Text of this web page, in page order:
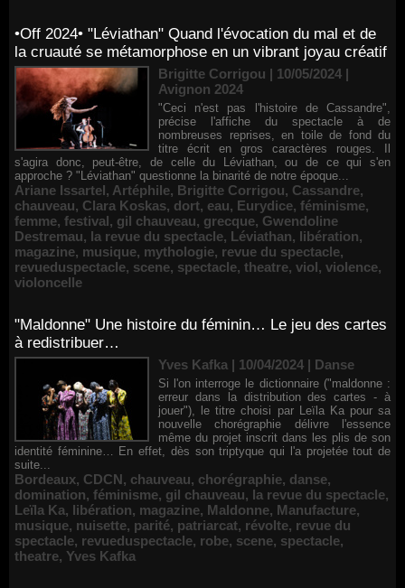
•Off 2024• "Léviathan" Quand l'évocation du mal et de
la cruauté se métamorphose en un vibrant joyau créatif
Brigitte Corrigou | 10/05/2024 |
Avignon 2024
"Ceci n'est pas l'histoire de Cassandre",
précise l'affiche du spectacle à de
nombreuses reprises, en toile de fond du
titre écrit en gros caractères rouges. Il
s'agira donc, peut-être, de celle du Léviathan, ou de ce qui s'en
approche ? "Léviathan" questionne la binarité de notre époque...
Ariane Issartel, Artéphile, Brigitte Corrigou, Cassandre,
chauveau, Clara Koskas, dort, eau, Eurydice, féminisme,
femme, festival, gil chauveau, grecque, Gwendoline
Destremau, la revue du spectacle, Léviathan, libération,
magazine, musique, mythologie, revue du spectacle,
revueduspectacle, scene, spectacle, theatre, viol, violence,
violoncelle
"Maldonne" Une histoire du féminin… Le jeu des cartes
à redistribuer…
Yves Kafka | 10/04/2024 | Danse
Si l'on interroge le dictionnaire ("maldonne :
erreur dans la distribution des cartes - à
jouer"), le titre choisi par Leïla Ka pour sa
nouvelle chorégraphie délivre l'essence
même du projet inscrit dans les plis de son
identité féminine… En effet, dès son triptyque qui l'a projetée tout de
suite...
Bordeaux, CDCN, chauveau, chorégraphie, danse,
domination, féminisme, gil chauveau, la revue du spectacle,
Leïla Ka, libération, magazine, Maldonne, Manufacture,
musique, nuisette, parité, patriarcat, révolte, revue du
spectacle, revueduspectacle, robe, scene, spectacle,
theatre, Yves Kafka